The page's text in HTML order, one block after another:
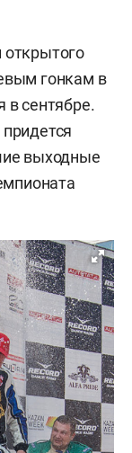
гонкам в
в сентябре.
выходные